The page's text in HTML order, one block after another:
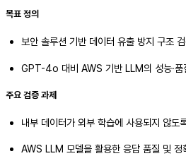
목표 정의
보안 솔루션 기반 데이터 유출 방지 구조
GPT-4o 대비 AWS 기반 LLM의 성능·품
주요 검증 과제
내부 데이터가 외부 학습에 사용되지 않도
AWS LLM 모델을 활용한 응답 품질 및 정